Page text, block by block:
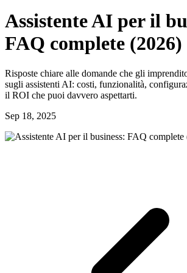
Assistente AI per il
FAQ complete (2026)
Risposte chiare alle domande che gli
sugli assistenti AI: costi, funzionalità,
il ROI che puoi davvero aspettarti.
Sep 18, 2025